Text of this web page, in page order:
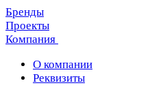
Бренды
Проекты
Компания
О компании
Реквизиты